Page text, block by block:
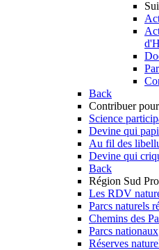
Back
Contribuer
Science
Devine qui
Au fil des
Devine qui
Back
Région Sud
Les RDV
Parcs naturels
Chemins des
Parcs nationaux
Réserves